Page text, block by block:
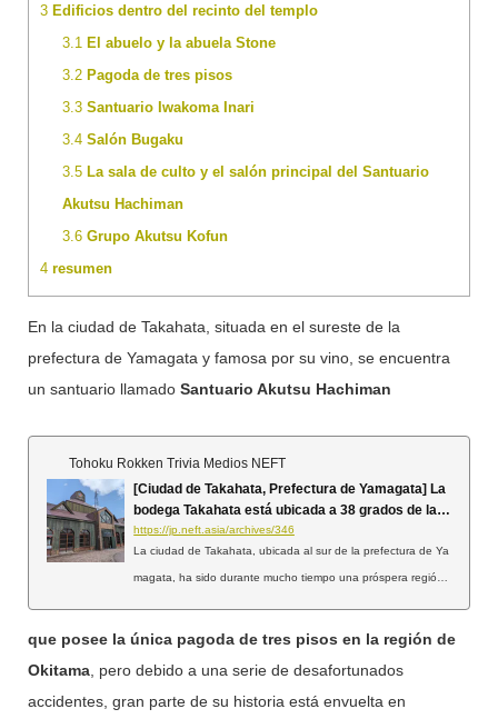
3Edificios dentro del recinto del templo
3.1El abuelo y la abuela Stone
3.2Pagoda de tres pisos
3.3Santuario Iwakoma Inari
3.4Salón Bugaku
3.5La sala de culto y el salón principal del Santuario
Akutsu Hachiman
3.6Grupo Akutsu Kofun
4resumen
En la ciudad de Takahata, situada en el sureste de la
prefectura de Yamagata y famosa por su vino, se encuentra
un santuario llamado Santuario Akutsu Hachiman
Tohoku Rokken Trivia Medios NEFT
[Ciudad de Takahata, Prefectura de Yamagata] La
bodega Takahata está ubicada a 38 grados de latit
ud norte, la misma latitud que el Valle de Napa, un
a famosa región productora de vino en los Estado
s Unidos
https://jp.neft.asia/archives/346
La ciudad de Takahata, ubicada al sur de la prefectura de Ya
magata, ha sido durante mucho tiempo una próspera región
a con el mayor volumen de envíos de uvas Delaware de Japó
n 1990, produce vino con uvas cultivadas en la prefectura de
que posee la única pagoda de tres pisos en la región de
Okitama, pero debido a una serie de desafortunados
accidentes, gran parte de su historia está envuelta en